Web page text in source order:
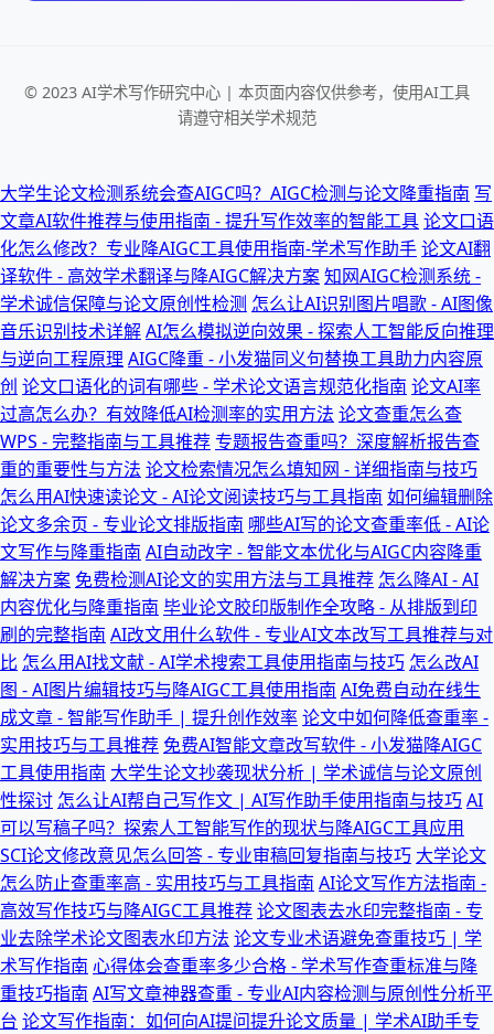
© 2023 AI学术写作研究中心 | 本页面内容仅供参考，使用AI工具
请遵守相关学术规范
大学生论文检测系统会查AIGC吗？AIGC检测与论文降重指南 写
文章AI软件推荐与使用指南 - 提升写作效率的智能工具论文口语
化怎么修改？专业降AIGC工具使用指南-学术写作助手论文AI翻
译软件 - 高效学术翻译与降AIGC解决方案知网AIGC检测系统 -
学术诚信保障与论文原创性检测 怎么让AI识别图片唱歌 - AI图像
音乐识别技术详解AI怎么模拟逆向效果 - 探索人工智能反向推理
与逆向工程原理 AIGC降重 - 小发猫同义句替换工具助力内容原
创 论文口语化的词有哪些 - 学术论文语言规范化指南 论文AI率
过高怎么办？有效降低AI检测率的实用方法 论文查重怎么查
WPS - 完整指南与工具推荐专题报告查重吗？深度解析报告查
重的重要性与方法 论文检索情况怎么填知网 - 详细指南与技巧
怎么用AI快速读论文 - AI论文阅读技巧与工具指南 如何编辑删除
论文多余页 - 专业论文排版指南 哪些AI写的论文查重率低 - AI论
文写作与降重指南 AI自动改字 - 智能文本优化与AIGC内容降重
解决方案 免费检测AI论文的实用方法与工具推荐 怎么降AI - AI
内容优化与降重指南 毕业论文胶印版制作全攻略 - 从排版到印
刷的完整指南 AI改文用什么软件 - 专业AI文本改写工具推荐与对
比 怎么用AI找文献 - AI学术搜索工具使用指南与技巧 怎么改AI
图 - AI图片编辑技巧与降AIGC工具使用指南 AI免费自动在线生
成文章 - 智能写作助手 | 提升创作效率论文中如何降低查重率 -
实用技巧与工具推荐 免费AI智能文章改写软件 - 小发猫降AIGC
工具使用指南 大学生论文抄袭现状分析 | 学术诚信与论文原创
性探讨 怎么让AI帮自己写作文 | AI写作助手使用指南与技巧AI
可以写稿子吗？探索人工智能写作的现状与降AIGC工具应用
SCI论文修改意见怎么回答 - 专业审稿回复指南与技巧 大学论文
怎么防止查重率高 - 实用技巧与工具指南 AI论文写作方法指南 -
高效写作技巧与降AIGC工具推荐论文图表去水印完整指南 - 专
业去除学术论文图表水印方法 论文专业术语避免查重技巧 | 学
术写作指南 心得体会查重率多少合格 - 学术写作查重标准与降
重技巧指南 AI写文章神器查重 - 专业AI内容检测与原创性分析平
台 论文写作指南：如何向AI提问提升论文质量 | 学术AI助手专